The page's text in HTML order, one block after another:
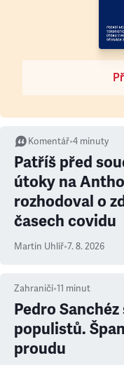
Komentář•4 minuty
Patříš před
útoky na
rozhodoval o
časech covidu
Martin Uhlíř•7. 8. 2026
Zahraničí•11 minut
Pedro
populistů.
proudu